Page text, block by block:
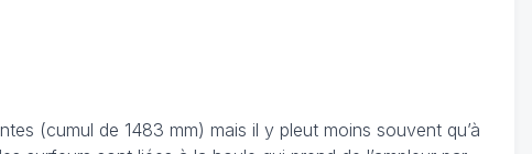
(cumul de 1483 mm) mais il y pleut moins souvent qu’à